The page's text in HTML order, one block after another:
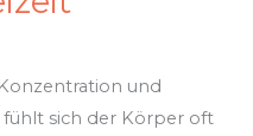
und
fühlt sich der Körper oft